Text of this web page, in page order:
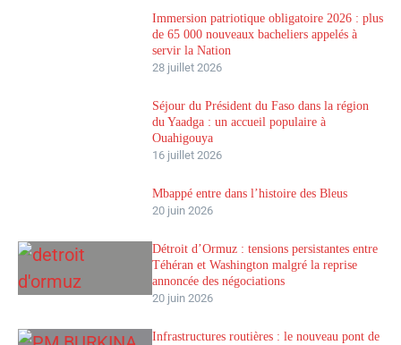
Immersion patriotique obligatoire 2026 : plus
de 65 000 nouveaux bacheliers appelés à
servir la Nation
28 juillet 2026
Séjour du Président du Faso dans la région
du Yaadga : un accueil populaire à
Ouahigouya
16 juillet 2026
Mbappé entre dans l’histoire des Bleus
20 juin 2026
Détroit d’Ormuz : tensions persistantes entre
Téhéran et Washington malgré la reprise
annoncée des négociations
20 juin 2026
Infrastructures routières : le nouveau pont de